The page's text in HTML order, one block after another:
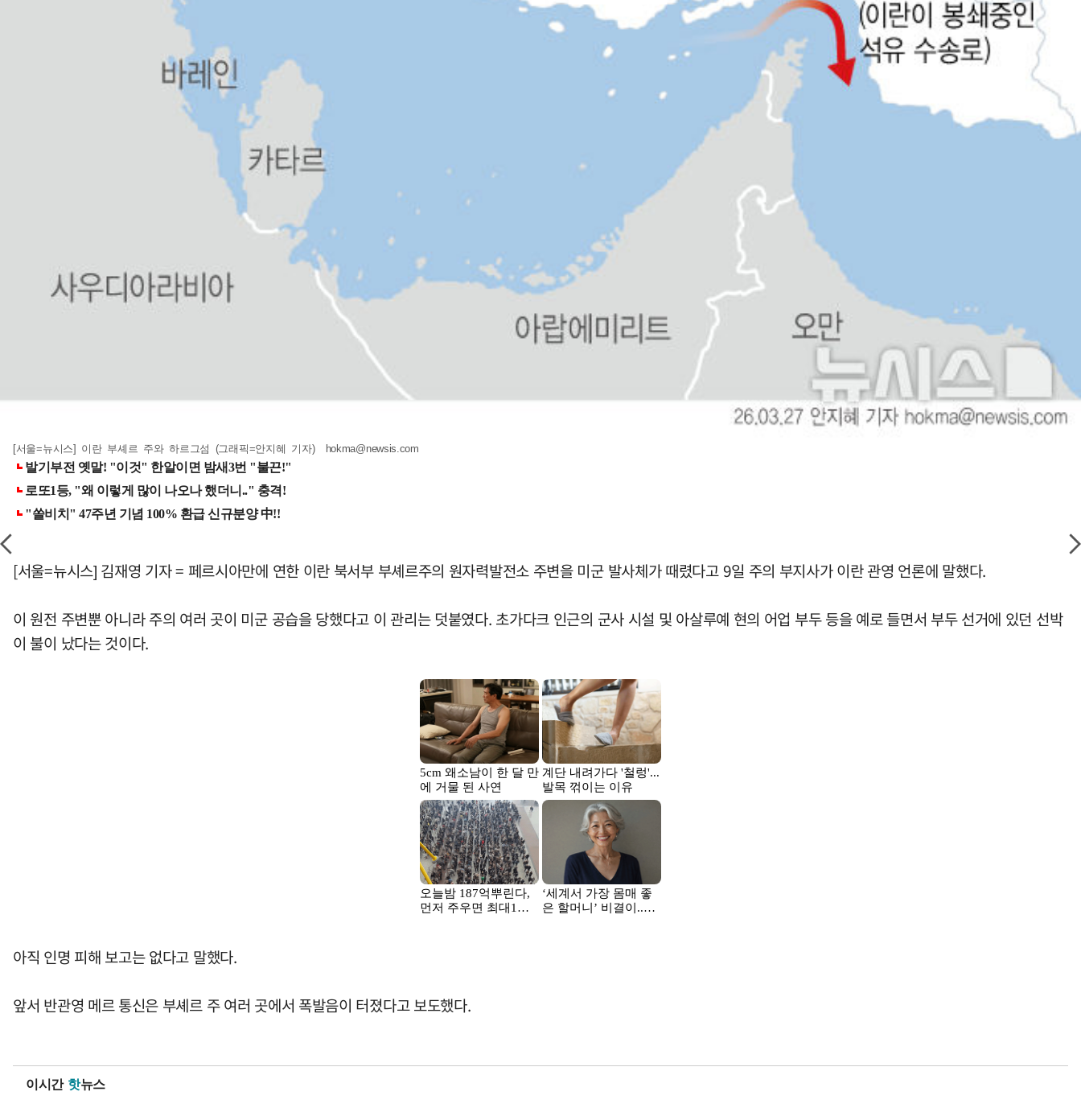
[서울=뉴시스] 이란 부셰르 주와 하르그섬 (그래픽=안지혜 기자) hokma@newsis.com
[서울=뉴시스] 김재영 기자 = 페르시아만에 연한 이란 북서부 부셰르주의 원자력발전소 주변을 미군 발사체가 때렸다고 9일 주의 부지사가 이란 관영 언론에 말했다.
이 원전 주변뿐 아니라 주의 여러 곳이 미군 공습을 당했다고 이 관리는 덧붙였다. 초가다크 인근의 군사 시설 및 아살루예 현의 어업 부두 등을 예로 들면서 부두 선거에 있던 선박
이 불이 났다는 것이다.
아직 인명 피해 보고는 없다고 말했다.
앞서 반관영 메르 통신은 부셰르 주 여러 곳에서 폭발음이 터졌다고 보도했다.
이시간 핫뉴스